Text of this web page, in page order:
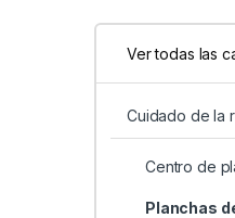
Ver todas las
Cuidado de la
Centro de
Planchas